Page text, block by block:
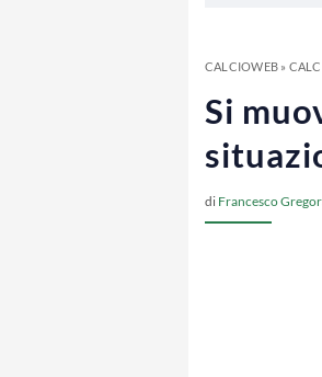
CALCIOWEB»
Si
di Francesco